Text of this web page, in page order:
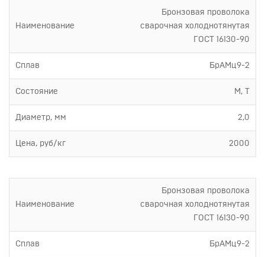
Наименование
Бронзовая проволока
сварочная холоднотянутая
ГОСТ 16130-90
Сплав БрАМц9-2
Состояние М, Т
Диаметр, мм 2,0
Цена, руб/кг 2000
Наименование
Бронзовая проволока
сварочная холоднотянутая
ГОСТ 16130-90
Сплав БрАМц9-2